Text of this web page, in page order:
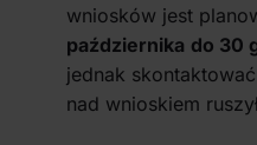
wniosków jest
października do 30
jednak
nad wnioskiem